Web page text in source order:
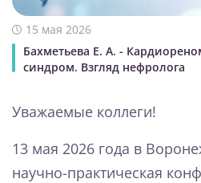
15 мая 2026
Бахметьева Е. А. -
синдром. Взгляд нефролога
Уважаемые коллеги!
13 мая 2026 года в
научно-практическая